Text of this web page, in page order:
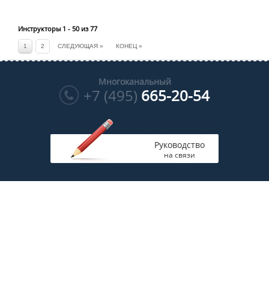
Инструкторы 1 - 50 из 77
1 2 СЛЕДУЮЩАЯ » КОНЕЦ »
Многоканальный
+7 (495) 665-20-54
Руководство
на связи